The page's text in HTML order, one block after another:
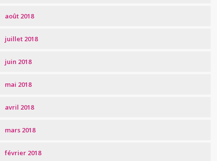
août 2018
juillet 2018
juin 2018
mai 2018
avril 2018
mars 2018
février 2018